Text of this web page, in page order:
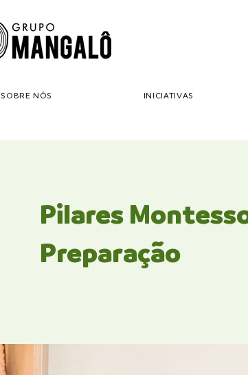
SOBRE NÓS INICIATIVAS
Pilares
Preparação